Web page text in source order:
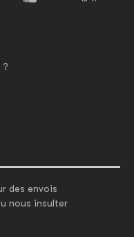
?
des envois
nous insulter